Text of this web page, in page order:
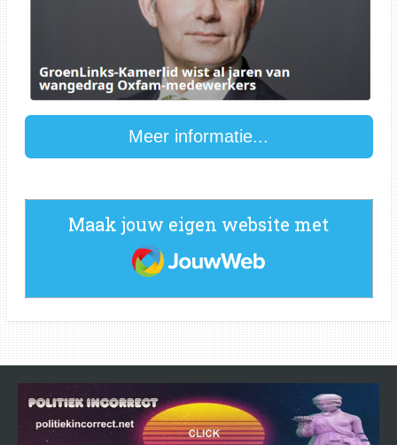
Meer informatie...
Maak jouw eigen website met
JouwWeb